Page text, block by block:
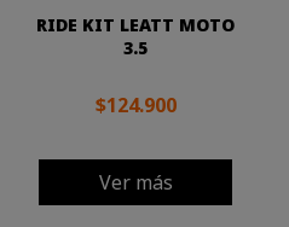
RIDE KIT LEATT MOTO
3.5
$124.900
Ver más